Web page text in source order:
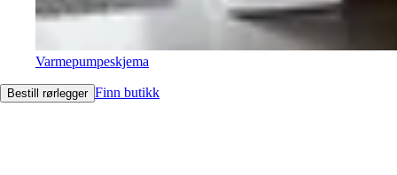
Varmepumpeskjema
Bestill rørlegger Finn butikk